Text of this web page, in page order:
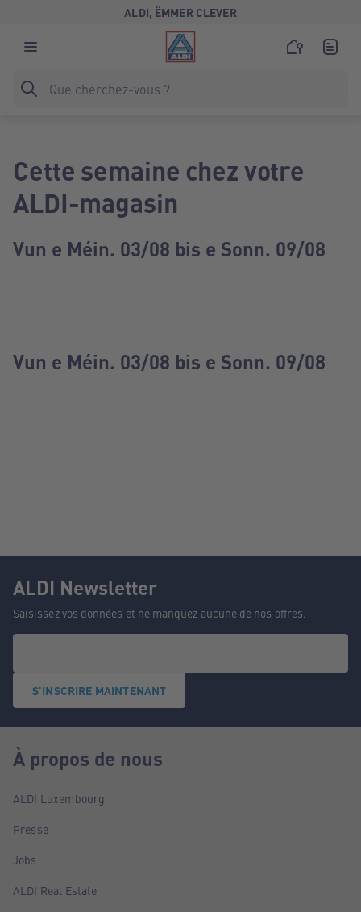
ALDI, ËMMER CLEVER
Cette semaine chez votre
ALDI-magasin
Vun e Méin. 03/08 bis e Sonn. 09/08
Vun e Méin. 03/08 bis e Sonn. 09/08
ALDI Newsletter
Saisissez vos données et ne manquez aucune de nos offres.
S'INSCRIRE MAINTENANT
À propos de nous
ALDI Luxembourg
Presse
Jobs
ALDI Real Estate